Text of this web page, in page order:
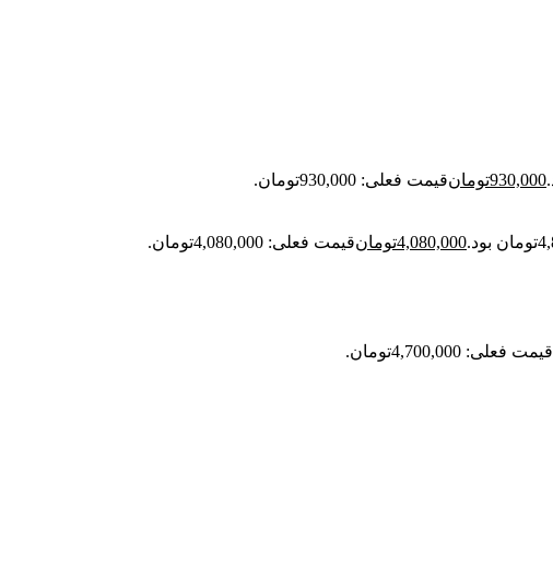
930,000تومانقیمت فعلی: 930,000تومان.
4,080,000تومانقیمت فعلی: 4,080,000تومان.
قیمت فعلی: 4,700,000تومان.